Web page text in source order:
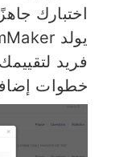
اختبارك
فريد لتقييمك
خطوات إضافية.